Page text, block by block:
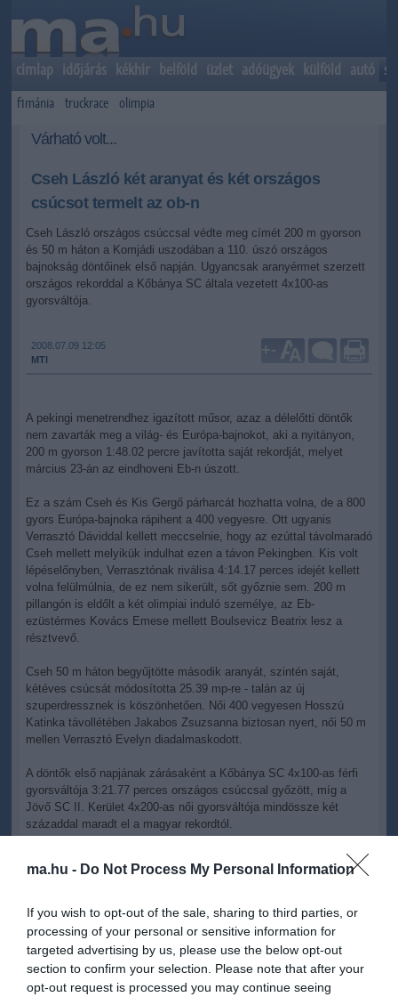
ma.hu - Do Not Process My Personal Information
If you wish to opt-out of the sale, sharing to third parties, or
processing of your personal or sensitive information for
targeted advertising by us, please use the below opt-out
section to confirm your selection. Please note that after your
opt-out request is processed you may continue seeing
címlap időjárás kékhír belföld üzlet adóügyek külföld autó
f1mánia truckrace olimpia
Várható volt...
Cseh László két aranyat és két országos
csúcsot termelt az ob-n
Cseh László országos csúccsal védte meg címét 200 m gyorson
és 50 m háton a Komjádi uszodában a 110. úszó országos
bajnokság döntőinek első napján. Ugyancsak aranyérmet szerzett
országos rekorddal a Kőbánya SC általa vezetett 4x100-as
gyorsváltója.
2008.07.09 12:05
MTI
+-
A pekingi menetrendhez igazított műsor, azaz a délelőtti döntők
nem zavarták meg a világ- és Európa-bajnokot, aki a nyitányon,
200 m gyorson 1:48.02 percre javította saját rekordját, melyet
március 23-án az eindhoveni Eb-n úszott.
Ez a szám Cseh és Kis Gergő párharcát hozhatta volna, de a 800
gyors Európa-bajnoka rápihent a 400 vegyesre. Ott ugyanis
Verrasztó Dáviddal kellett meccselnie, hogy az ezúttal távolmaradó
Cseh mellett melyikük indulhat ezen a távon Pekingben. Kis volt
lépéselőnyben, Verrasztónak riválisa 4:14.17 perces idejét kellett
volna felülmúlnia, de ez nem sikerült, sőt győznie sem. 200 m
pillangón is eldőlt a két olimpiai induló személye, az Eb-
ezüstérmes Kovács Emese mellett Boulsevicz Beatrix lesz a
résztvevő.
Cseh 50 m háton begyűjtötte második aranyát, szintén saját,
kétéves csúcsát módosította 25.39 mp-re - talán az új
szuperdressznek is köszönhetően. Női 400 vegyesen Hosszú
Katinka távollétében Jakabos Zsuzsanna biztosan nyert, női 50 m
mellen Verrasztó Evelyn diadalmaskodott.
A döntők első napjának zárásaként a Kőbánya SC 4x100-as férfi
gyorsváltója 3:21.77 perces országos csúccsal győzött, míg a
Jövő SC II. Kerület 4x200-as női gyorsváltója mindössze két
századdal maradt el a magyar rekordtól.
Eredmények, férfiak:
200 m gyors: 1. Cseh László (Kőbánya SC) 1:48.02 p - országos
csúcs (régi: Cseh, 2008.03.23., 1:48.75 p) 2. Kovács Norbert
(Kőbánya SC) 1:50.06 p 3. Kozma Dominik (Kőbánya SC) 1:52.21